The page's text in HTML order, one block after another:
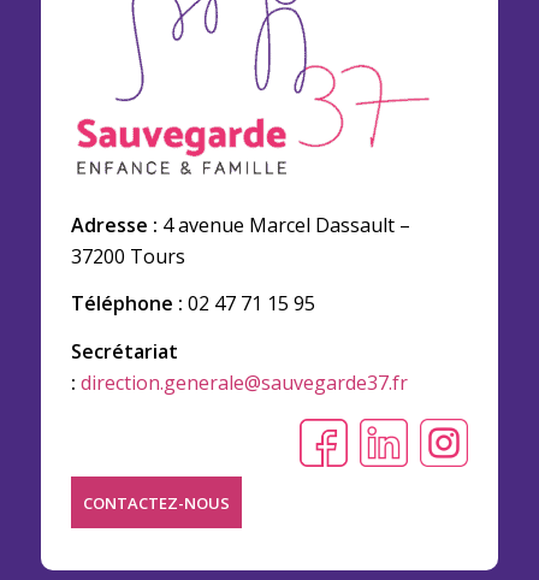
Adresse : 4 avenue Marcel Dassault –
37200 Tours
Téléphone : 02 47 71 15 95
Secrétariat
: direction.generale@sauvegarde37.fr
CONTACTEZ-NOUS